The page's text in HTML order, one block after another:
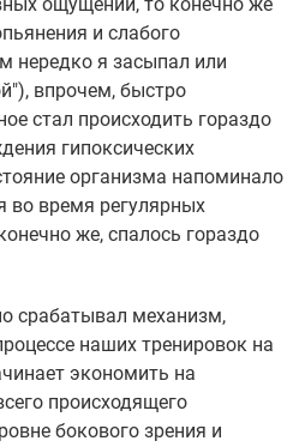
и слабого
нередко я засыпал или
впрочем, быстро
стал происходить гораздо
гипоксических
организма напоминало
во время регулярных
же, спалось гораздо
срабатывал механизм,
наших тренировок на
экономить на
происходящего
бокового зрения и